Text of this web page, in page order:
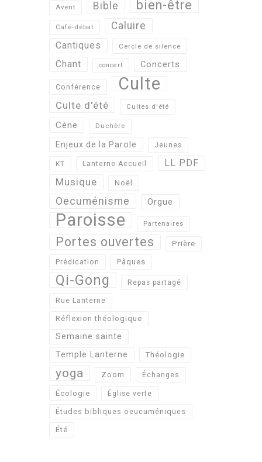
Avent Bible bien-être
Café-débat Caluire
Cantiques Cercle de silence
Chant concert Concerts
Conférence Culte
Culte d'été Cultes d'été
Cène Duchère
Enjeux de la Parole Jeunes
KT Lanterne Accueil LL PDF
Musique Noël
Oecuménisme Orgue
Paroisse Partenaires
Portes ouvertes Prière
Prédication Pâques
Qi-Gong Repas partagé
Rue Lanterne
Réflexion théologique
Semaine sainte
Temple Lanterne
Théologie
yoga Zoom Échanges
Écologie Église verte
Études bibliques oeucuméniques
Été